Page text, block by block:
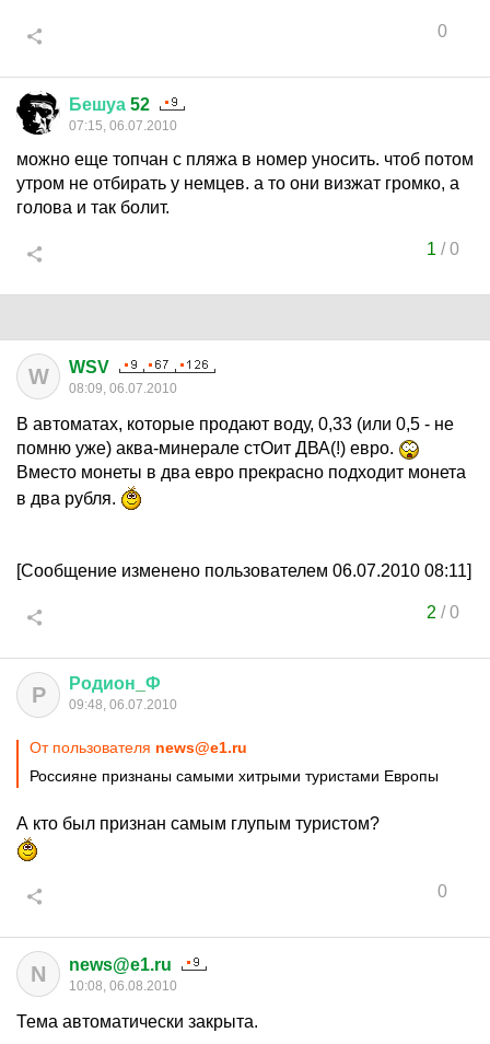
0
Бешуа 52
07:15, 06.07.2010
можно еще топчан с пляжа в номер уносить. чтоб потом
утром не отбирать у немцев. а то они визжат громко, а
голова и так болит.
1 /0
W WSV
08:09, 06.07.2010
В автоматах, которые продают воду, 0,33 (или 0,5 - не
помню уже) аква-минерале стОит ДВА(!) евро.
Вместо монеты в два евро прекрасно подходит монета
в два рубля.
[Сообщение изменено пользователем 06.07.2010 08:11]
2 /0
Р Родион Ф
09:48, 06.07.2010
От пользователя news@e1.ru
Россияне признаны самыми хитрыми туристами Европы
А кто был признан самым глупым туристом?
0
N news@e1.ru
10:08, 06.08.2010
Тема автоматически закрыта.